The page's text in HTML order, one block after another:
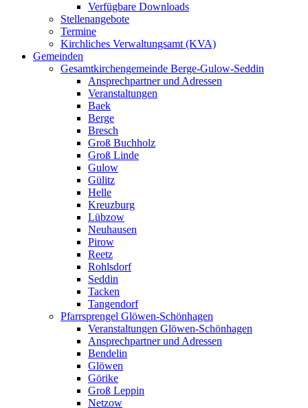
Verfügbare Downloads
Stellenangebote
Termine
Kirchliches Verwaltungsamt (KVA)
Gemeinden
Gesamtkirchengemeinde Berge-Gulow-Seddin
Ansprechpartner und Adressen
Veranstaltungen
Baek
Berge
Bresch
Groß Buchholz
Groß Linde
Gulow
Gülitz
Helle
Kreuzburg
Lübzow
Neuhausen
Pirow
Reetz
Rohlsdorf
Seddin
Tacken
Tangendorf
Pfarrsprengel Glöwen-Schönhagen
Veranstaltungen Glöwen-Schönhagen
Ansprechpartner und Adressen
Bendelin
Glöwen
Görike
Groß Leppin
Netzow